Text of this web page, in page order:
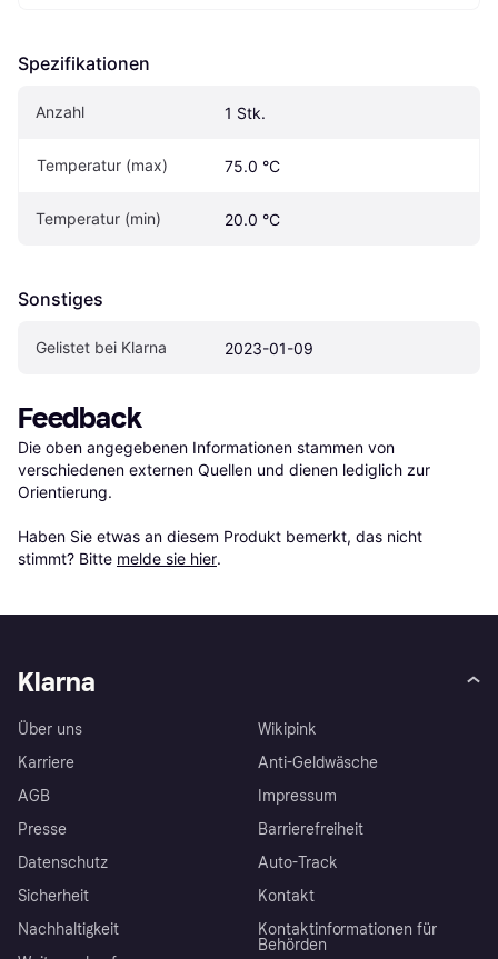
Spezifikationen
Anzahl 1 Stk.
Temperatur (max) 75.0 °C
Temperatur (min) 20.0 °C
Sonstiges
Gelistet bei Klarna 2023-01-09
Feedback
Die oben angegebenen Informationen stammen von
verschiedenen externen Quellen und dienen lediglich zur
Orientierung.
Haben Sie etwas an diesem Produkt bemerkt, das nicht
stimmt? Bitte melde sie hier.
Klarna
Über uns
Karriere
AGB
Presse
Datenschutz
Sicherheit
Nachhaltigkeit
Wikipink
Anti-Geldwäsche
Impressum
Barrierefreiheit
Auto-Track
Kontakt
Kontaktinformationen für
Behörden